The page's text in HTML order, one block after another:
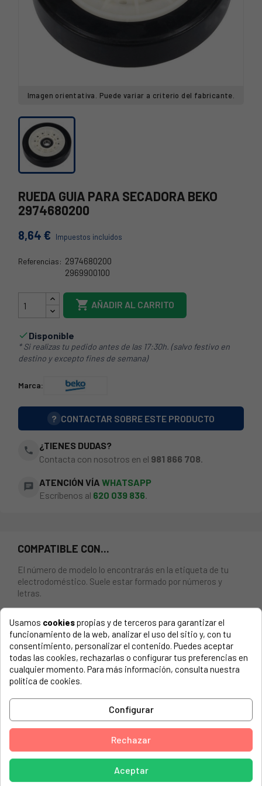
Imagen orientativa. Puede variar a criterio del fabricante.
RUEDA GUIA PARA SECADORA BEKO
2974680200
8,64 € Impuestos incluidos
Referencias: 2974680200
2969900100
 AÑADIR AL CARRITO
Disponible
* Si realizas tu pedido antes de las 17:30h. (salvo festivo en
destino y excepto fines de semana)
Marca:
? CONTACTAR SOBRE ESTE PRODUCTO
phone
¿TIENES DUDAS?
Contacta con nosotros en el 981 866 708
chat ATENCIÓN VÍA WHATSAPP
Escríbenos al 620 039 836.
COMPATIBLE CON...
El número de modelo lo encontrarás en la etiqueta de tu
electrodoméstico. Suele estar formado por números y
letras.
RUEDA GUIA PARA SECADORA BEKO, ARCELIK, SMEG,
ETC. REFERENCIA: 2987300200.
ADORINA, 7188232610 TLWPOEM
ADORINA, 7188232620 1200900011-ADORINA TL WP
ADORINA, 7188284980 1201000011-ADORINA TS WP
ADORINA, 7188284990 1201000001-ADORINA TS WP
Usamos cookiespropias y de terceros para garantizar el
funcionamiento de la web, analizar el uso del sitio y, con tu
consentimiento, personalizar el contenido. Puedes aceptar
todas las cookies, rechazarlas o configurar tus preferencias en
cualquier momento. Para más información, consulta nuestra
política de cookies.
Configurar
Rechazar
Aceptar